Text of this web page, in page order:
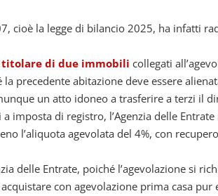
cioè la legge di bilancio 2025, ha infatti
titolare di due immobili collegati
precedente abitazione deve essere
un atto idoneo a trasferire a terzi il
di registro, l’Agenzia delle
l’aliquota agevolata del 4%, con
delle Entrate, poiché l’agevolazione si
con agevolazione prima casa pur